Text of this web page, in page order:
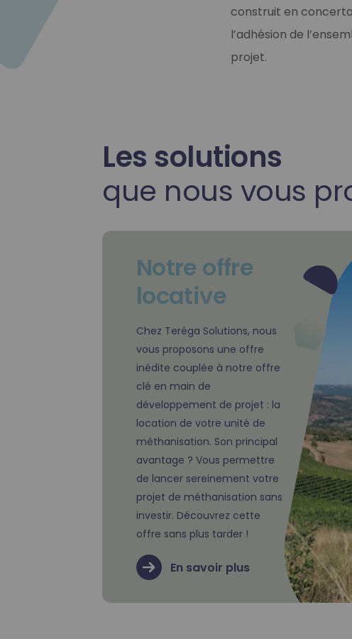
construit en
l’adhésion de
projet.
Les solutions
que nous vous
Notre offre
locative
Chez Teréga Solutions, nous
vous proposons une offre
inédite couplée à notre offre
clé en main de
développement de projet : la
location de votre unité de
méthanisation. Son principal
avantage ? Vous permettre
de lancer sereinement votre
projet de méthanisation sans
investir. Découvrez cette
offre sans plus tarder !
En savoir plus